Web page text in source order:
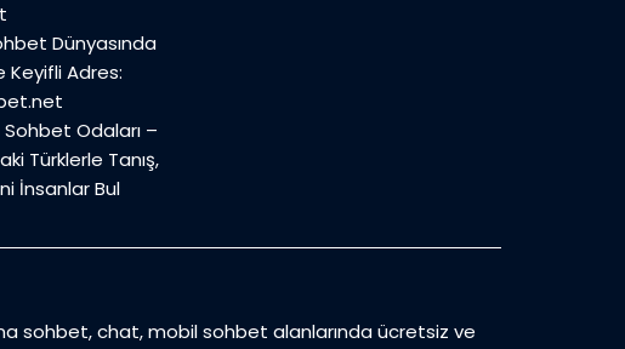
Dünyasında
Keyifli Adres:
Odaları –
Türklerle Tanış,
İnsanlar Bul
sohbet, chat, mobil sohbet alanlarında ücretsiz ve